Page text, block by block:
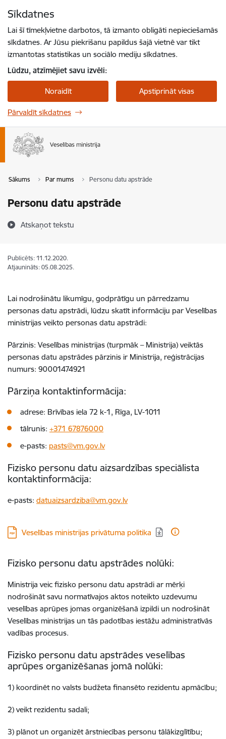
Sīkdatnes
Lai šī tīmekļvietne darbotos, tā izmanto obligāti nepieciešamās
sīkdatnes. Ar Jūsu piekrišanu papildus šajā vietnē var tikt
izmantotas statistikas un sociālo mediju sīkdatnes.
Lūdzu, atzīmējiet savu izvēli:
Noraidīt Apstiprināt visas
Pārvaldīt sīkdatnes
Sākums Par mums Personu datu apstrāde
Personu datu apstrāde
Atskaņot tekstu
Publicēts: 11.12.2020.
Atjaunināts: 05.08.2025.
Lai nodrošinātu likumīgu, godprātīgu un pārredzamu
personas datu apstrādi, lūdzu skatīt informāciju par Veselības
ministrijas veikto personas datu apstrādi:
Pārzinis: Veselības ministrijas (turpmāk – Ministrija) veiktās
personas datu apstrādes pārzinis ir Ministrija, reģistrācijas
numurs: 90001474921
Pārziņa kontaktinformācija:
adrese: Brīvības iela 72 k-1, Rīga, LV-1011
tālrunis: +371 67876000
e-pasts: pasts@vm.gov.lv
Fizisko personu datu aizsardzības speciālista
kontaktinformācija:
e-pasts: datuaizsardziba@vm.gov.lv
Lejupielādēt:
Veselības ministrijas privātuma politika
Fizisko personu datu apstrādes nolūki:
Ministrija veic fizisko personu datu apstrādi ar mērķi
nodrošināt savu normatīvajos aktos noteikto uzdevumu
veselības aprūpes jomas organizēšanā izpildi un nodrošināt
Veselības ministrijas un tās padotības iestāžu administratīvās
vadības procesus.
Fizisko personu datu apstrādes veselības
aprūpes organizēšanas jomā nolūki:
1) koordinēt no valsts budžeta finansēto rezidentu apmācību;
2) veikt rezidentu sadali;
3) plānot un organizēt ārstniecības personu tālākizglītību;